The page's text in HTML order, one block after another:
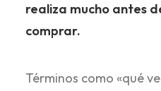
realiza mucho antes
comprar.
Términos como «qué